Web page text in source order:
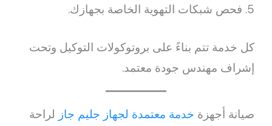
فحص شبكات التهوية الخاصة بجهازك.
كل خدمة تتم بناءً على بروتوكولات التوكيل وتحت
إشراف مهندس جودة معتمد.
صيانة أجهزة خدمة معتمدة لجهاز جليم جاز لراحة